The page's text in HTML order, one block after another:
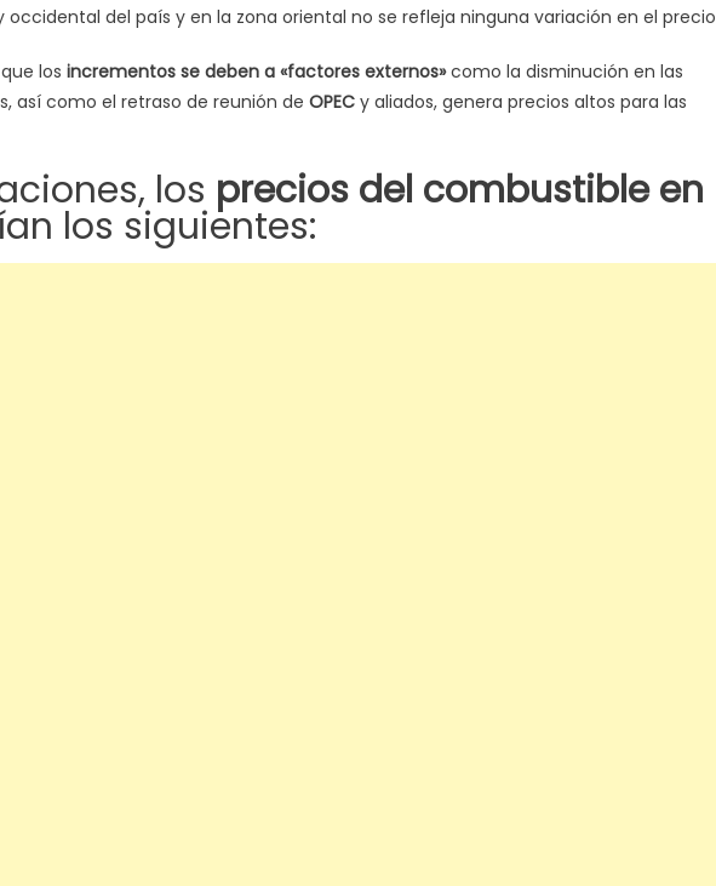
occidental del país y en la zona oriental no se refleja ninguna variación en el
los incrementos se deben a «factores externos»como la disminución en las
así como el retraso de reunión de OPEC y aliados, genera precios altos para las
los precios del combustible en
los siguientes: